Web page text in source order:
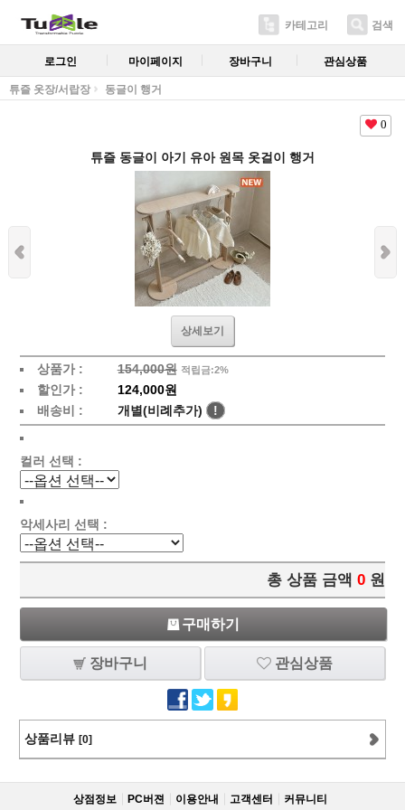
카테고리 검색
로그인 마이페이지 장바구니 관심상품
튜즐 옷장/서랍장 동글이 행거
0
튜즐 동글이 아기 유아 원목 옷걸이 행거
상세보기
상품가 : 154,000원 적립금:2%
할인가 :
124,000원
배송비 :
개별(비례추가) !
컬러 선택 :
악세사리 선택 :
총 상품 금액 0 원
구매하기
장바구니 관심상품
상품리뷰 [0]
상점정보 PC버젼 이용안내 고객센터 커뮤니티